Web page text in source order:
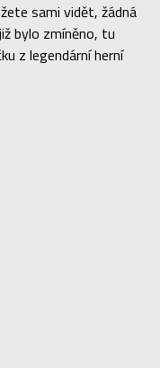
sami vidět, žádná
bylo zmíněno, tu
z legendární herní